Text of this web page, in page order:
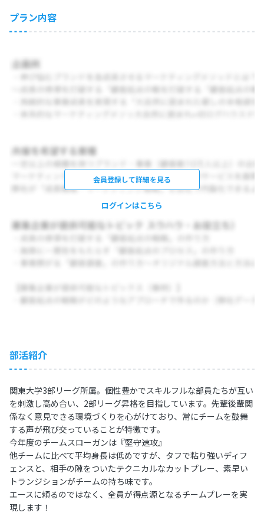
プラン内容
会員登録して詳細を見る
ログインはこちら
部活紹介
関東大学3部リーグ所属。個性豊かでスキルフルな部員たちが互い
を刺激し高め合い、2部リーグ昇格を目指しています。先輩後輩関
係なく意見できる環境づくりを心がけており、常にチームを鼓舞
する声が飛び交っていることが特徴です。
今年度のチームスローガンは『堅守速攻』
他チームに比べて平均身長は低めですが、タフで粘り強いディフ
ェンスと、相手の隙をついたテクニカルなカットプレー、素早い
トランジションがチームの持ち味です。
エースに頼るのではなく、全員が得点源となるチームプレーを実
現します！